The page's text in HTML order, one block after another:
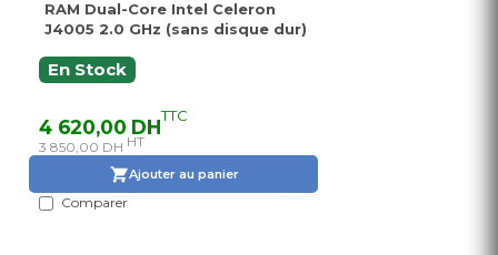
RAM Dual-Core Intel Celeron
J4005 2.0 GHz (sans disque dur)
En Stock
4 620,00 DHTTC
3 850,00 DH HT
Ajouter au panier
Comparer